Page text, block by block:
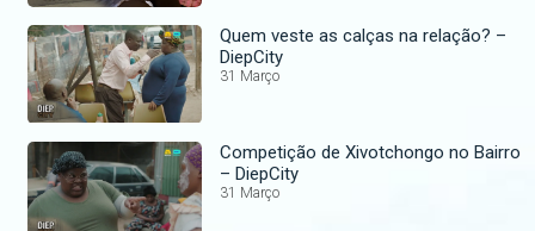
Quem veste as calças na relação? –
DiepCity
31 Março
Competição de Xivotchongo no Bairro
– DiepCity
31 Março